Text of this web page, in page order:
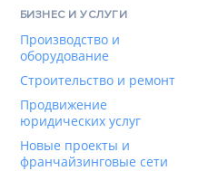
БИЗНЕС И УСЛУГИ
Производство и
оборудование
Строительство и ремонт
Продвижение
юридических услуг
Новые проекты и
франчайзинговые сети